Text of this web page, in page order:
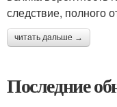
следствие, полного
читать дальше →
Последние